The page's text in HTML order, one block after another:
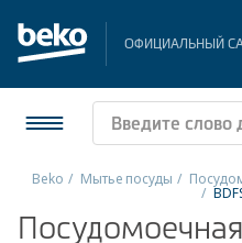
ОФИЦИАЛЬНЫЙ
Холодильники и
Beko Мытье посуды